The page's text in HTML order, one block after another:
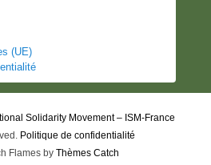
(UE)
Solidarity Movement – ISM-France
Politique de confidentialité
Flames by Thèmes Catch